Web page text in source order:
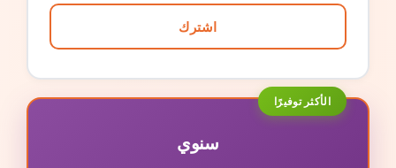
اشترك
الأكثر توفيرًا
سنوي